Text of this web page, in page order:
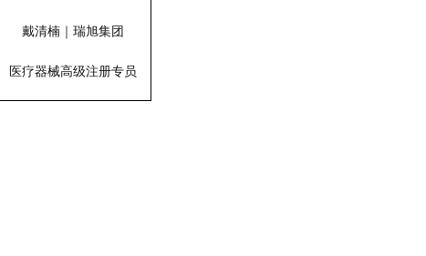
戴清楠｜瑞旭集团
医疗器械高级注册专员